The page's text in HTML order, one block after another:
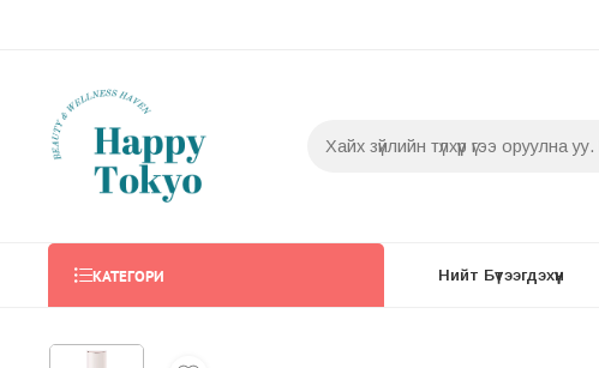
КАТЕГОРИ Нийт Бүтээгдэхүүн